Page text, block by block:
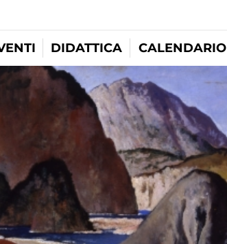
DIDATTICA CALENDARIO